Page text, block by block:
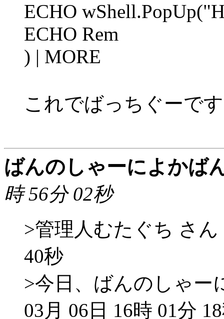
ECHO
ECHO Rem
) | MORE
これでばっちぐーで
ばんのしゃーによかば
時 56分 02秒
>管理人むたぐち さん
40秒
>今日、ばんのしゃー
03月 06日 16時 01分